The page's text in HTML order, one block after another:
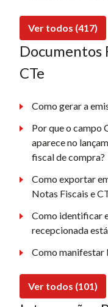
Ver todos (417)
Documentos
CTe
Como gerar a
Por que o campo
aparece no
fiscal de compra?
Como exportar
Notas Fiscais e
Como identificar
recepcionada
Como manifestar
Ver todos (101)